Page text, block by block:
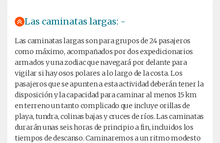
Las caminatas largas: -
Las caminatas largas son para grupos de 24 pasajeros
como máximo, acompañados por dos expedicionarios
armados y una zodiac que navegará por delante para
vigilar si hay osos polares a lo largo de la costa. Los
pasajeros que se apunten a esta actividad deberán tener la
disposición y la capacidad para caminar al menos 15 km
en terreno un tanto complicado que incluye orillas de
playa, tundra, colinas bajas y cruces de ríos. Las caminatas
durarán unas seis horas de principio a fin, incluidos los
tiempos de descanso. Caminaremos a un ritmo modesto